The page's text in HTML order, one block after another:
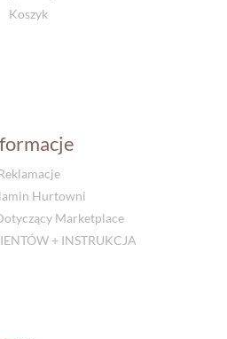
Koszyk
Hurtowni
Marketplace
+ INSTRUKCJA